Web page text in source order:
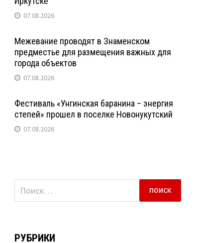
07.08.2026
Межевание проводят в Знаменском
предместье для размещения важных для
города объектов
07.08.2026
Фестиваль «Унгинская баранина – энергия
степей» прошел в поселке Новонукутский
07.08.2026
Найти:
РУБРИКИ